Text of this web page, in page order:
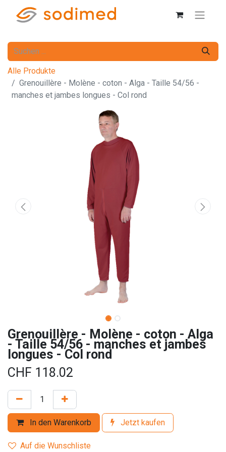
Alle Produkte
Grenouillère - Molène - coton - Alga - Taille 54/56 -
manches et jambes longues - Col rond
Grenouillère - Molène - coton - Alga
- Taille 54/56 - manches et jambes
longues - Col rond
CHF 118.02
In den Warenkorb Jetzt kaufen
Auf die Wunschliste